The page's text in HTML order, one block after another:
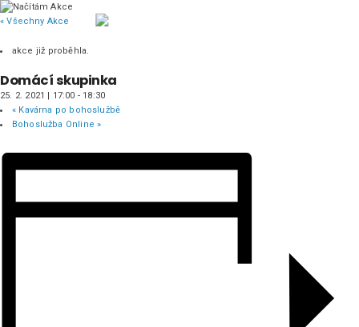
« Všechny Akce
akce již proběhla.
Domácí skupinka
25. 2. 2021 | 17:00 - 18:30
« Kavárna po bohoslužbě
Bohoslužba Online»